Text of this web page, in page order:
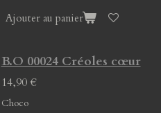
Ajouter au panier
B.O 00024 Créoles cœur
14,90 €
Choco